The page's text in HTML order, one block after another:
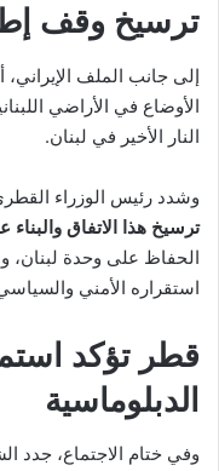
ترسيخ وقف
إلى جانب الملف
الأوضاع في الأراضي
النار الأخير في لبنان.
وشدد رئيس الوزراء
ترسيخ هذا الاتفاق والبناء
الحفاظ على وحدة لبنان،
استقراره الأمني
قطر تؤكد
الدبلوماسية
وفي ختام الاجتماع، جدد